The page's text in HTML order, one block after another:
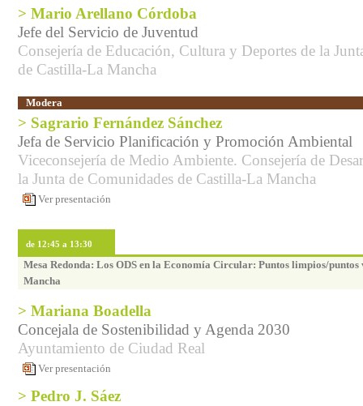
> Mario Arellano Córdoba
Jefe del Servicio de Juventud
Consejería de Educación, Cultura y Deportes de la
de Castilla-La Mancha
Modera
> Sagrario Fernández Sánchez
Jefa de Servicio Planificación y Promoción Ambiental
Viceconsejería de Medio Ambiente. Consejería de
la Junta de Comunidades de Castilla-La Mancha
Ver presentación
de 12:45 a 13:30
Mesa Redonda: Los ODS en la Economía Circular: Puntos limpios/
Mancha
> Mariana Boadella
Concejala de Sostenibilidad y Agenda 2030
Ayuntamiento de Ciudad Real
Ver presentación
> Pedro J. Sáez